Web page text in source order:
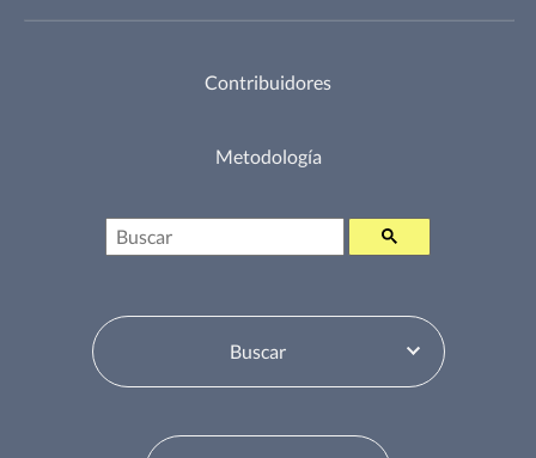
Contribuidores
Metodología
Buscar
Selector de tabla de contenidos